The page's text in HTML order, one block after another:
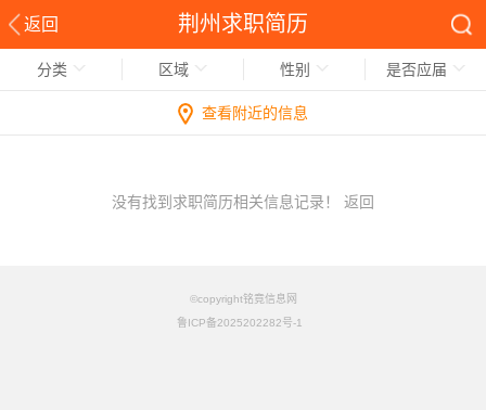
返回 荆州求职简历
分类 区域 性别 是否应届
查看附近的信息
没有找到求职简历相关信息记录！ 返回
©copyright铭竟信息网
鲁ICP备2025202282号-1